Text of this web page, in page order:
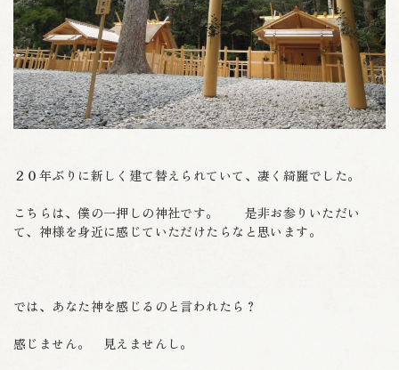
２０年ぶりに新しく建て替えられていて、凄く綺麗でした。
こちらは、僕の一押しの神社です。 是非お参りいただい
て、神様を身近に感じていただけたらなと思います。
では、あなた神を感じるのと言われたら？
感じません。 見えませんし。